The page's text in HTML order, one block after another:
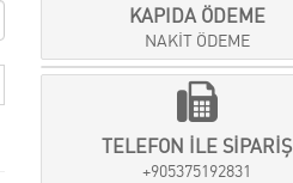
KAPIDA ÖDEME
NAKİT ÖDEME
TELEFON İLE SİPARİŞ
+905375192831